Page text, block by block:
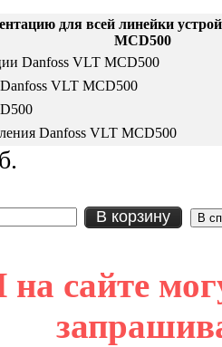
для всей линейки
MCD500
Danfoss VLT MCD500
Danfoss VLT MCD500
Danfoss VLT MCD500
В корзину
сайте